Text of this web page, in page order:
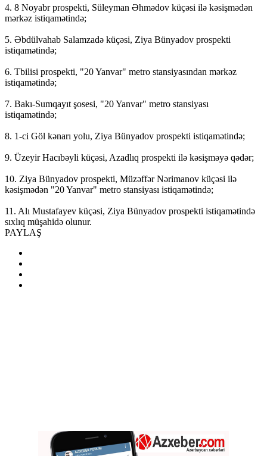
mərkəz istiqamətində;
istiqamətində;
istiqamətində;
istiqamətində;
kəsişmədən "20 Yanvar" metro stansiyası istiqamətində;
sıxlıq müşahidə olunur.
PAYLAŞ